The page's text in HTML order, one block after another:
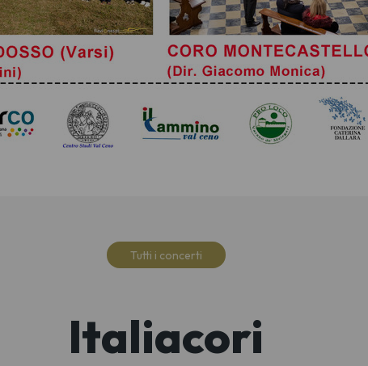
Tutti i concerti
Italiacori